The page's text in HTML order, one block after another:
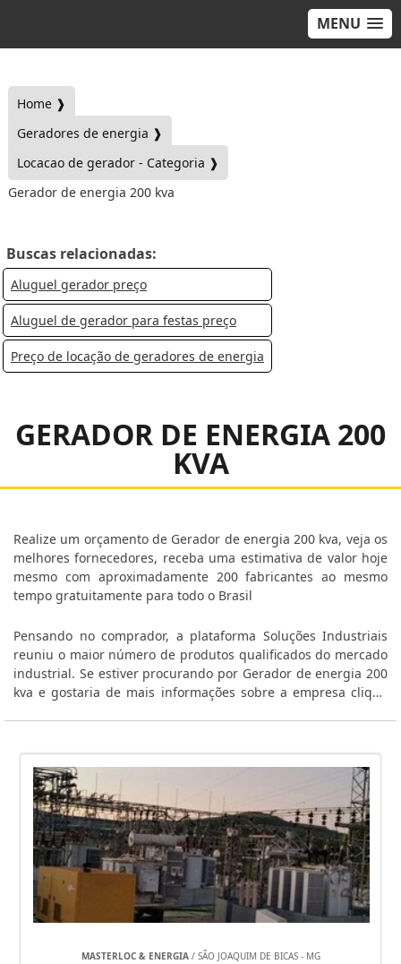
MENU
Home ❱
Geradores de energia ❱
Locacao de gerador - Categoria ❱
Gerador de energia 200 kva
Buscas relacionadas:
Aluguel gerador preço
Aluguel de gerador para festas preço
Preço de locação de geradores de energia
GERADOR DE ENERGIA 200
KVA
Realize um orçamento de Gerador de energia 200 kva, veja os
melhores fornecedores, receba uma estimativa de valor hoje
mesmo com aproximadamente 200 fabricantes ao mesmo
tempo gratuitamente para todo o Brasil
Pensando no comprador, a plataforma Soluções Industriais
reuniu o maior número de produtos qualificados do mercado
industrial. Se estiver procurando por Gerador de energia 200
kva e gostaria de mais informações sobre a empresa clique
MASTERLOC & ENERGIA/ SÃO JOAQUIM DE BICAS - MG